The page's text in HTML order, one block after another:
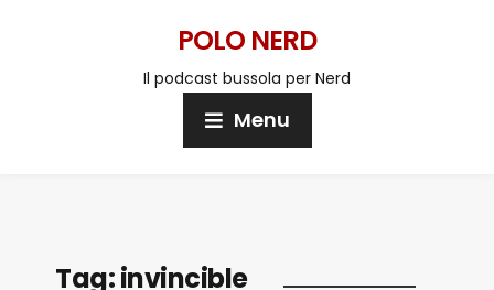
POLO NERD
Il podcast bussola per Nerd
Menu
Tag:invincible